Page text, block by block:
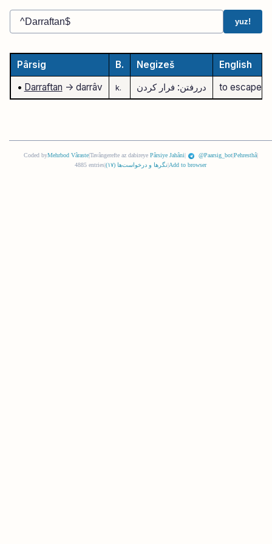
yuz!
Pârsig B. Negizeš
English
• Darraftan -> darrâv k. دررفتن: فرار کردن to escape
Coded byMehrbod Vâraste|Tavângerefte az dabireye Pârsiye Jahâni| @Paarsig_bot|Pehresthâ|
4885 entries
نگرها و درخواست‌ها (١٧) Add to browser